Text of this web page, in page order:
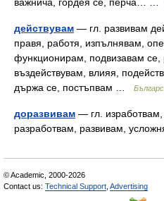
действувам — гл. развивам
правя, работя, изпълнявам,
функционирам, подвизавам се,
въздействувам, влияя,
държа се, постъпвам …
доразвивам — гл. изработвам,
разработвам, развивам,
© Academic, 2000-2026
Contact us: Technical Support Advertising